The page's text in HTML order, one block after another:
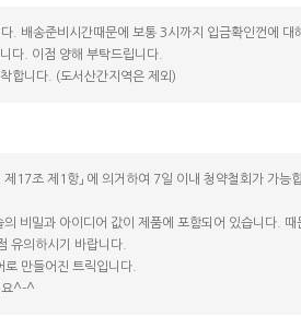
. 배송준비시간때문에 보통 3시까지 입금확인껀에
다. 이점 양해 부탁드립니다.
합니다. (도서산간지역은 제외)
17조 제1항」 에 의거하여 7일 이내 청약철회가 가능
비밀과 아이디어 값이 제품에 포함되어 있습니다.
유의하시기 바랍니다.
만들어진 트릭입니다.
요^-^